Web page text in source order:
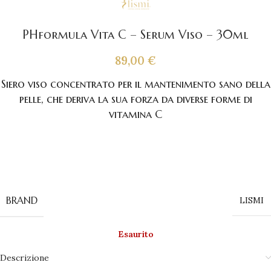
PHformula Vita C – Serum Viso – 30ml
89,00 €
Siero viso concentrato per il mantenimento sano della
pelle, che deriva la sua forza da diverse forme di
vitamina C
BRAND LISMI
Esaurito
Descrizione